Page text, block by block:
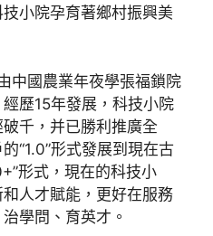
小院孕育著鄉村振興美
中國農業年夜學張福鎖院
歷15年發展，科技小院
千，并已勝利推廣全
“1.0”形式發展到現在古
形式，現在的科技小
人才賦能，更好在服務
學問、育英才。